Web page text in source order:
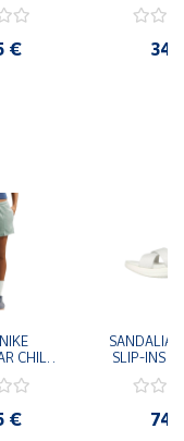
€
CHILL
€
SANDALIAS
SLIP-INS